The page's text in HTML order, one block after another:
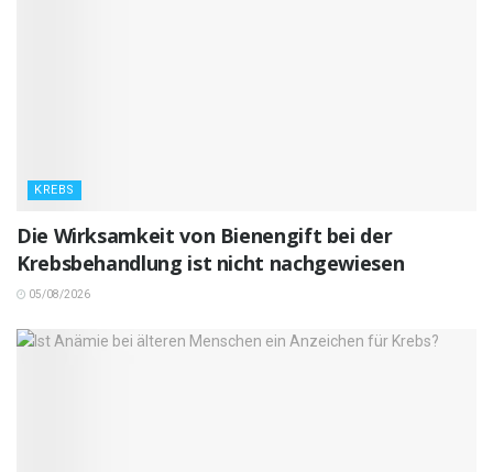
KREBS
Die Wirksamkeit von Bienengift bei der
Krebsbehandlung ist nicht nachgewiesen
05/08/2026